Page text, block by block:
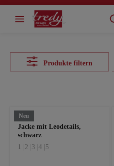
springen
Produkte filtern
Neu
Jacke mit Leodetails,
schwarz
1 | 2 | 3 | 4 | 5